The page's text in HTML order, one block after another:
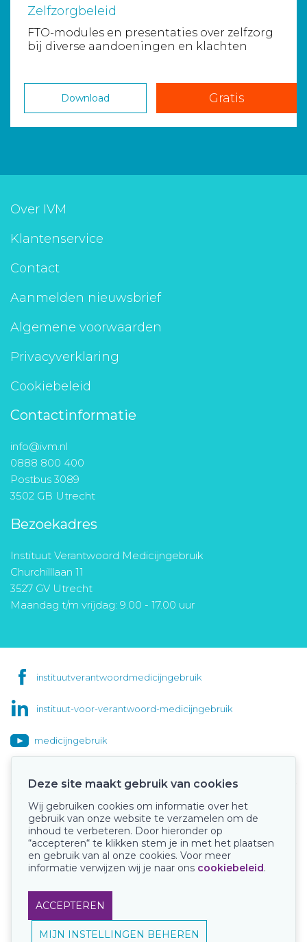
Zelfzorgbeleid
FTO-modules en presentaties over zelfzorg
bij diverse aandoeningen en klachten
Download Gratis
Over IVM
Klantenservice
Contact
Aanmelden nieuwsbrief
Algemene voorwaarden
Privacyverklaring
Cookiebeleid
Contactinformatie
info@ivm.nl
0888 800 400
Postbus 3089
3502 GB Utrecht
Bezoekadres
Instituut Verantwoord Medicijngebruik
Churchilllaan 11
3527 GV Utrecht
Maandag t/m vrijdag: 9.00 - 17.00 uur
instituutverantwoordmedicijngebruik
instituut-voor-verantwoord-medicijngebruik
medicijngebruik
Onze keurmerken
Deze site maakt gebruik van cookies
Wij gebruiken cookies om informatie over het
gebruik van onze website te verzamelen om de
inhoud te verbeteren. Door hieronder op
“accepteren“ te klikken stem je in met het plaatsen
en gebruik van al onze cookies. Voor meer
informatie verwijzen wij je naar ons cookiebeleid.
ACCEPTEREN
MIJN INSTELLINGEN BEHEREN